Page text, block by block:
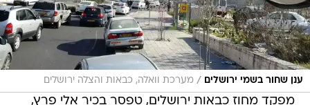
ענן שחור בשמי ירושלים / מערכת וואלה, כבאות והצלה ירושלים
מפקד מחוז כבאות ירושלים, טפסר בכיר אלי פרץ,